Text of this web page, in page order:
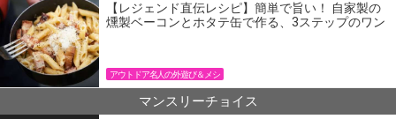
【レジェンド直伝レシピ】簡単で旨い！ 自家製の
燻製ベーコンとホタテ缶で作る、3ステップのワン
アウトドア名人の外遊び＆メシ
マンスリーチョイス